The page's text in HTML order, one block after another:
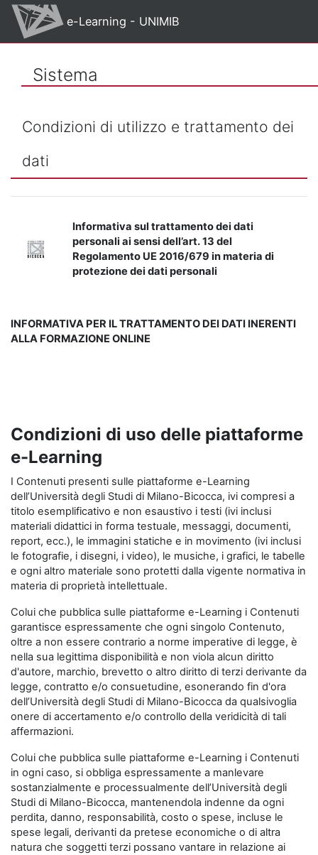
Vai al contenuto principale
e-Learning - UNIMIB
Sistema
Condizioni di utilizzo e trattamento dei
dati
Informativa sul trattamento dei dati
personali ai sensi dell’art. 13 del
Regolamento UE 2016/679 in materia di
protezione dei dati personali
INFORMATIVA PER IL TRATTAMENTO DEI DATI INERENTI
ALLA FORMAZIONE ONLINE
Condizioni di uso delle piattaforme
e-Learning
I Contenuti presenti sulle piattaforme e-Learning
dell’Università degli Studi di Milano-Bicocca, ivi compresi a
titolo esemplificativo e non esaustivo i testi (ivi inclusi
materiali didattici in forma testuale, messaggi, documenti,
report, ecc.), le immagini statiche e in movimento (ivi inclusi
le fotografie, i disegni, i video), le musiche, i grafici, le tabelle
e ogni altro materiale sono protetti dalla vigente normativa in
materia di proprietà intellettuale.
Colui che pubblica sulle piattaforme e-Learning i Contenuti
garantisce espressamente che ogni singolo Contenuto,
oltre a non essere contrario a norme imperative di legge, è
nella sua legittima disponibilità e non viola alcun diritto
d'autore, marchio, brevetto o altro diritto di terzi derivante da
legge, contratto e/o consuetudine, esonerando fin d'ora
dell’Università degli Studi di Milano-Bicocca da qualsivoglia
onere di accertamento e/o controllo della veridicità di tali
affermazioni.
Colui che pubblica sulle piattaforme e-Learning i Contenuti
in ogni caso, si obbliga espressamente a manlevare
sostanzialmente e processualmente dell’Università degli
Studi di Milano-Bicocca, mantenendola indenne da ogni
perdita, danno, responsabilità, costo o spese, incluse le
spese legali, derivanti da pretese economiche o di altra
natura che soggetti terzi possano vantare in relazione ai